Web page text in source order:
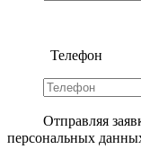
Телефон
Отправляя
персональных